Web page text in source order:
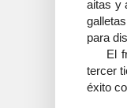
aitas y
para
El
tercer
éxito